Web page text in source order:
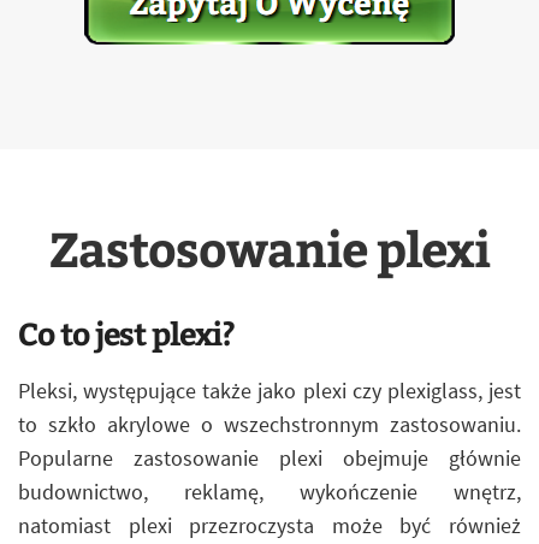
Zastosowanie plexi
Co to jest plexi?
Pleksi, występujące także jako plexi czy plexiglass, jest
to szkło akrylowe o wszechstronnym zastosowaniu.
Popularne zastosowanie plexi obejmuje głównie
budownictwo, reklamę, wykończenie wnętrz,
natomiast plexi przezroczysta może być również